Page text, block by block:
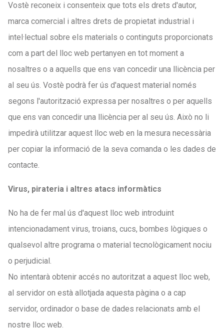
Vostè reconeix i consenteix que tots els drets d'autor,
marca comercial i altres drets de propietat industrial i
intel·lectual sobre els materials o continguts proporcionats
com a part del lloc web pertanyen en tot moment a
nosaltres o a aquells que ens van concedir una llicència per
al seu ús. Vostè podrà fer ús d'aquest material només
segons l'autorització expressa per nosaltres o per aquells
que ens van concedir una llicència per al seu ús. Això no li
impedirà utilitzar aquest lloc web en la mesura necessària
per copiar la informació de la seva comanda o les dades de
contacte.
Virus, pirateria i altres atacs informàtics
No ha de fer mal ús d'aquest lloc web introduint
intencionadament virus, troians, cucs, bombes lògiques o
qualsevol altre programa o material tecnològicament nociu
o perjudicial.
No intentarà obtenir accés no autoritzat a aquest lloc web,
al servidor on està allotjada aquesta pàgina o a cap
servidor, ordinador o base de dades relacionats amb el
nostre lloc web.